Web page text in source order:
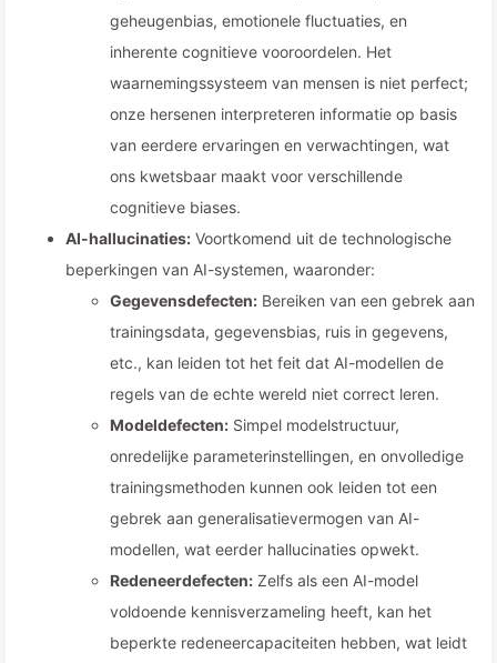
geheugenbias, emotionele fluctuaties, en
inherente cognitieve vooroordelen. Het
waarnemingssysteem van mensen is niet perfect;
onze hersenen interpreteren informatie op basis
van eerdere ervaringen en verwachtingen, wat
ons kwetsbaar maakt voor verschillende
cognitieve biases.
AI-hallucinaties: Voortkomend uit de technologische
beperkingen van AI-systemen, waaronder:
Gegevensdefecten: Bereiken van een gebrek aan
trainingsdata, gegevensbias, ruis in gegevens,
etc., kan leiden tot het feit dat AI-modellen de
regels van de echte wereld niet correct leren.
Modeldefecten: Simpel modelstructuur,
onredelijke parameterinstellingen, en onvolledige
trainingsmethoden kunnen ook leiden tot een
gebrek aan generalisatievermogen van AI-
modellen, wat eerder hallucinaties opwekt.
Redeneerdefecten: Zelfs als een AI-model
voldoende kennisverzameling heeft, kan het
beperkte redeneercapaciteiten hebben, wat leidt